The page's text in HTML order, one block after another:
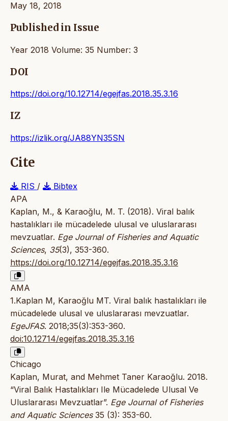
May 18, 2018
Published in Issue
Year 2018 Volume: 35 Number: 3
DOI
https://doi.org/10.12714/egejfas.2018.35.3.16
IZ
https://izlik.org/JA88YN35SN
Cite
RIS /
Bibtex
APA
Kaplan, M., & Karaoğlu, M. T. (2018). Viral balık
hastalıkları ile mücadelede ulusal ve uluslararası
mevzuatlar. Ege Journal of Fisheries and Aquatic
Sciences, 35(3), 353-360.
https://doi.org/10.12714/egejfas.2018.35.3.16
AMA
1.Kaplan M, Karaoğlu MT. Viral balık hastalıkları ile
mücadelede ulusal ve uluslararası mevzuatlar.
EgeJFAS. 2018;35(3):353-360.
doi:10.12714/egejfas.2018.35.3.16
Chicago
Kaplan, Murat, and Mehmet Taner Karaoğlu. 2018.
“Viral Balık Hastalıkları Ile Mücadelede Ulusal Ve
Uluslararası Mevzuatlar”. Ege Journal of Fisheries
and Aquatic Sciences35 (3): 353-60.